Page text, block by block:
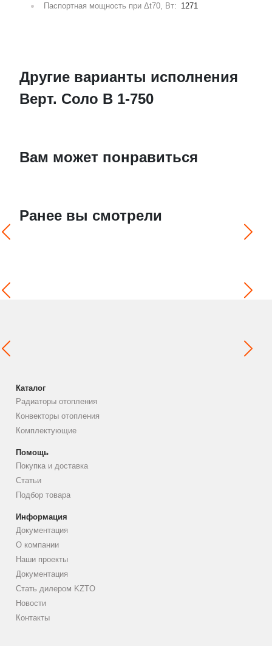
Паспортная мощность при Δt70, Вт: 1271
Другие варианты исполнения
Верт. Соло В 1-750
Вам может понравиться
Ранее вы смотрели
Каталог
Радиаторы отопления
Конвекторы отопления
Комплектующие
Помощь
Покупка и доставка
Статьи
Подбор товара
Информация
Документация
О компании
Наши проекты
Документация
Стать дилером KZTO
Новости
Контакты